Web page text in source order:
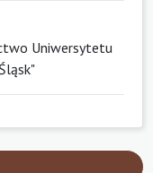
Uniwersytetu